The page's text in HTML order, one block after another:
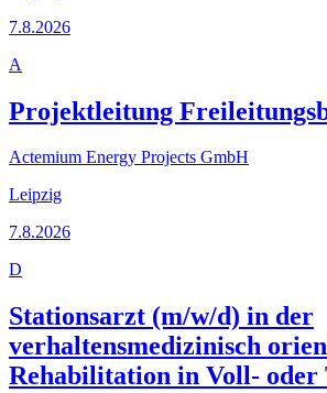
7.8.2026
A
Projektleitung
Actemium Energy Projects GmbH
Leipzig
7.8.2026
D
Stationsarzt (m/w/d) in der
verhaltensmedizinisch
Rehabilitation in Voll- oder